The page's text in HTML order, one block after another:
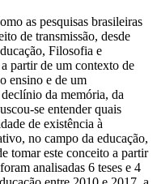
as pesquisas brasileiras
de transmissão, desde
Filosofia e
partir de um contexto de
ensino e de um
da memória, da
se entender quais
de existência à
no campo da educação,
tomar este conceito a partir
analisadas 6 teses e 4